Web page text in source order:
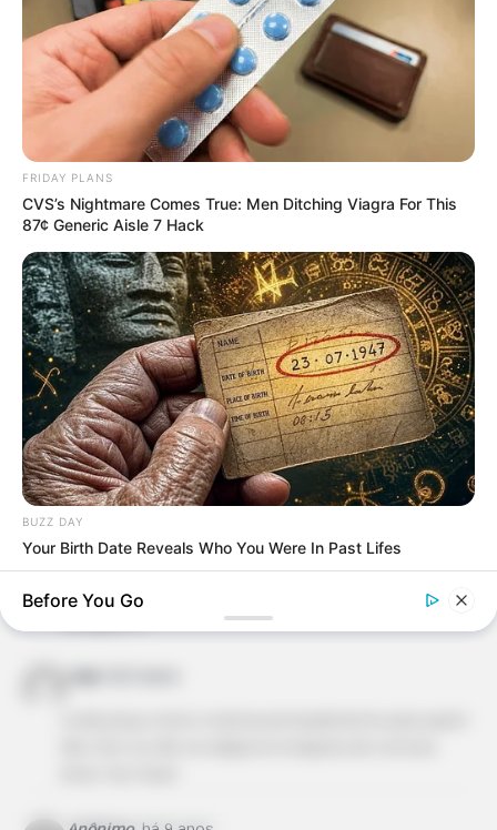
Como Fazer Galinha de
Tecido – Passo a Passo
Simples
Deixe seu comentário
19 Comentários
Adriana
Amei essa galinha fácil , bonitinha e engraçada. Vou
faze-la com certeza, depois posto p mostrar…
FRIDAY PLANS
CVS’s Nightmare Comes True: Men Ditching Viagra For This
87¢ Generic Aisle 7 Hack
BUZZ DAY
Your Birth Date Reveals Who You Were In Past Lifes
Before You Go